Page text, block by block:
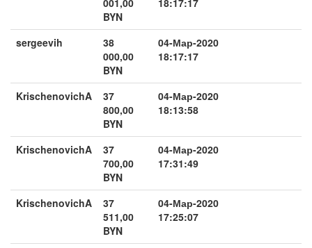
BYN
sergeevih
38
000,00
BYN
04-Мар-2020
18:17:17
KrischenovichA
37
800,00
BYN
04-Мар-2020
18:13:58
KrischenovichA
37
700,00
BYN
04-Мар-2020
17:31:49
KrischenovichA
37
511,00
BYN
04-Мар-2020
17:25:07